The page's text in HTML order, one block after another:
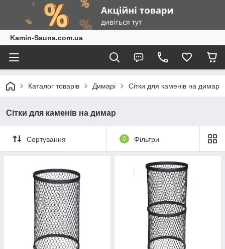
Kamin-Sauna.com.ua
Каталог товарів Димарі Сітки для каменів на димар
Сітки для каменів на димар
Сортування 0 Фільтри